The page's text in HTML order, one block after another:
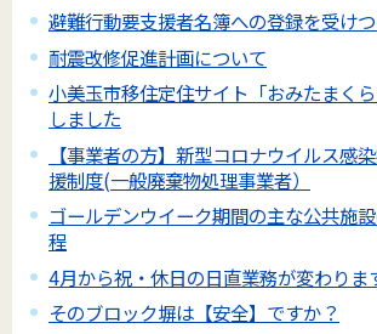
避難行動要支援者名簿への登録を受け
耐震改修促進計画について
小美玉市移住定住サイト「おみたまく
しました
【事業者の方】新型コロナウイルス感
援制度(一般廃棄物処理事業者）
ゴールデンウイーク期間の主な公共施
程
4月から祝・休日の日直業務が変わりま
そのブロック塀は【安全】ですか？